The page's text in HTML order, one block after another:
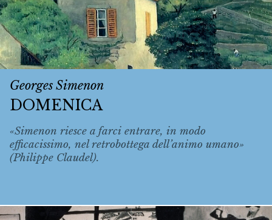
Georges Simenon
DOMENICA
«Simenon riesce a farci entrare, in modo
efficacissimo, nel retrobottega dell’animo umano»
(Philippe Claudel).